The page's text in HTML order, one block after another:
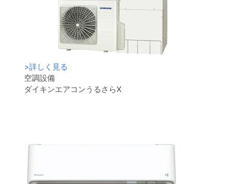
>詳しく見る
空調設備
ダイキンエアコンうるさらX